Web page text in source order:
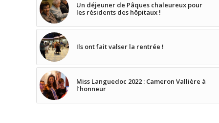
Un déjeuner de Pâques chaleureux pour
les résidents des hôpitaux !
Ils ont fait valser la rentrée !
Miss Languedoc 2022 : Cameron Vallière à
l’honneur